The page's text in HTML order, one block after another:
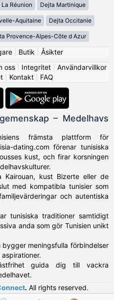
Réunion Dejta Martinique
Aquitaine Dejta Occitanie
Provence-Alpes-Côte d Azur
| Butik
Åsikter
oss| Integritet| Användarvillkor
| Kontakt| FAQ
– Medelhavs
främsta plattform för
dating.com förenar tunisiska
kust, och firar korsningen
kust Bizerte eller de
med kompatibla tunisier som
och autentiska
tunisiska traditioner samtidigt
anda som gör Tunisien unikt
bygger meningsfulla förbindelser
guida dig till vackra
. All rights reserved.